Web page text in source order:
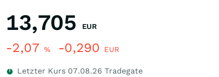
13,705 EUR
-2,07 % -0,290 EUR
Letzter Kurs 07.08.26 Tradegate